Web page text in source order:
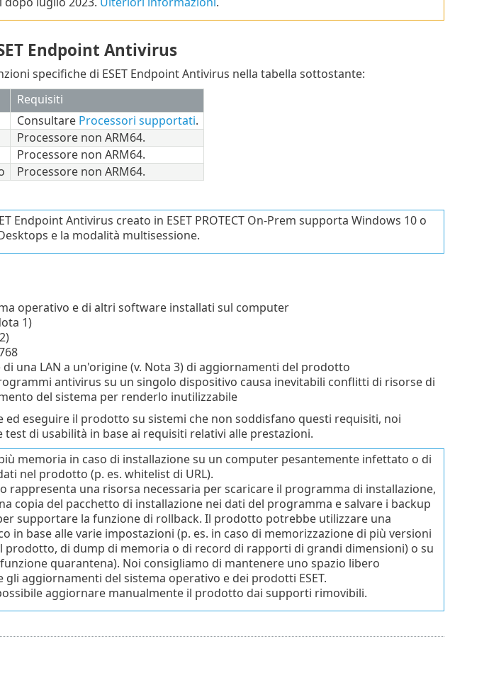
Endpoint Antivirus
specifiche di ESET Endpoint Antivirus nella tabella sottostante:
Requisiti
Consultare Processori supportati.
Processore non ARM64.
Processore non ARM64.
Processore non ARM64.
Endpoint Antivirus creato in ESET PROTECT On-Prem supporta Windows 10 o
e la modalità multisessione.
operativo e di altri software installati sul computer
1)
una LAN a un'origine (v. Nota 3) di aggiornamenti del prodotto
antivirus su un singolo dispositivo causa inevitabili conflitti di risorse di
del sistema per renderlo inutilizzabile
ed eseguire il prodotto su sistemi che non soddisfano questi requisiti, noi
di usabilità in base ai requisiti relativi alle prestazioni.
memoria in caso di installazione su un computer pesantemente infettato o di
nel prodotto (p. es. whitelist di URL).
rappresenta una risorsa necessaria per scaricare il programma di installazione,
copia del pacchetto di installazione nei dati del programma e salvare i backup
supportare la funzione di rollback. Il prodotto potrebbe utilizzare una
in base alle varie impostazioni (p. es. in caso di memorizzazione di più versioni
prodotto, di dump di memoria o di record di rapporti di grandi dimensioni) o su
quarantena). Noi consigliamo di mantenere uno spazio libero
aggiornamenti del sistema operativo e dei prodotti ESET.
aggiornare manualmente il prodotto dai supporti rimovibili.